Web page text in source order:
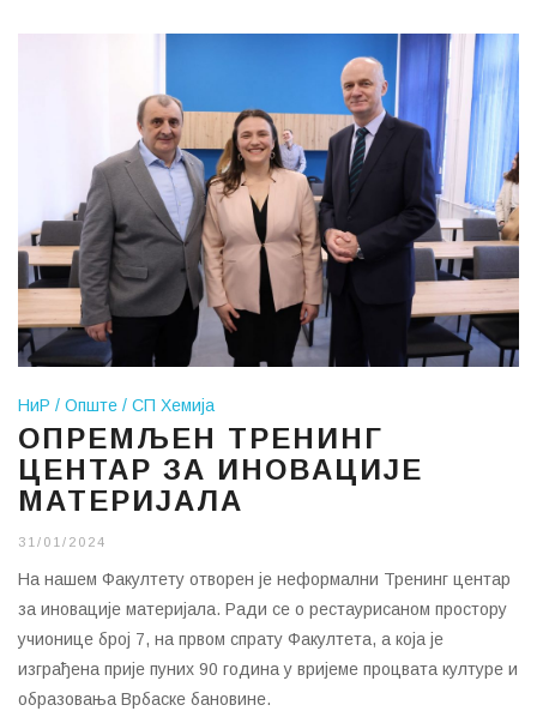
НиР Опште СП Хемија
ОПРЕМЉЕН ТРЕНИНГ
ЦЕНТАР ЗА ИНОВАЦИЈЕ
МАТЕРИЈАЛА
31/01/2024
На нашем Факултету отворен је неформални Тренинг центар
за иновације материјала. Ради се о рестаурисаном простору
учионице број 7, на првом спрату Факултета, а која је
изграђена прије пуних 90 година у вријеме процвата културе и
образовања Врбаске бановине.